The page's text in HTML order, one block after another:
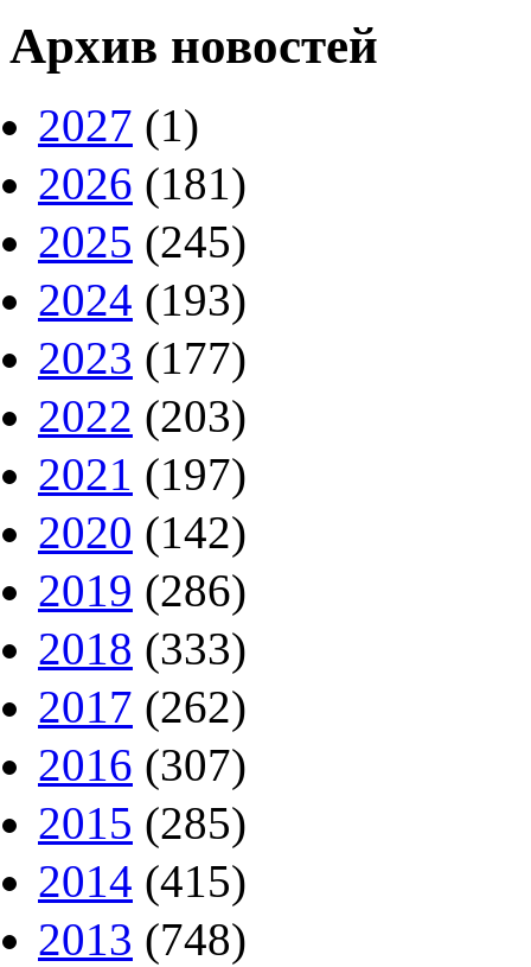
Архив новостей
2027 (1)
2026 (181)
2025 (245)
2024 (193)
2023 (177)
2022 (203)
2021 (197)
2020 (142)
2019 (286)
2018 (333)
2017 (262)
2016 (307)
2015 (285)
2014 (415)
2013 (748)